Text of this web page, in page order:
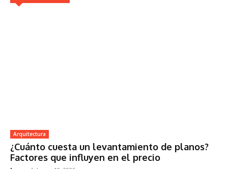
Arquitectura
¿Cuánto cuesta un levantamiento de planos?
Factores que influyen en el precio